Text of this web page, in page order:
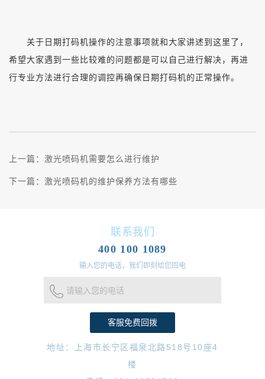
关于日期打码机操作的注意事项就和大家讲述到这里了，
希望大家遇到一些比较难的问题都是可以自己进行解决，再进
行专业方法进行合理的调控再确保日期打码机的正常操作。
上一篇： 激光喷码机需要怎么进行维护
下一篇： 激光喷码机的维护保养方法有哪些
联系我们
400 100 1089
输入您的电话，我们即刻给您回电
请输入您的电话
地址：上海市长宁区福泉北路518号10座4
楼